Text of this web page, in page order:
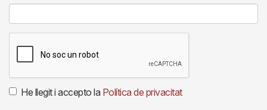
He llegit i accepto la Política de privacitat